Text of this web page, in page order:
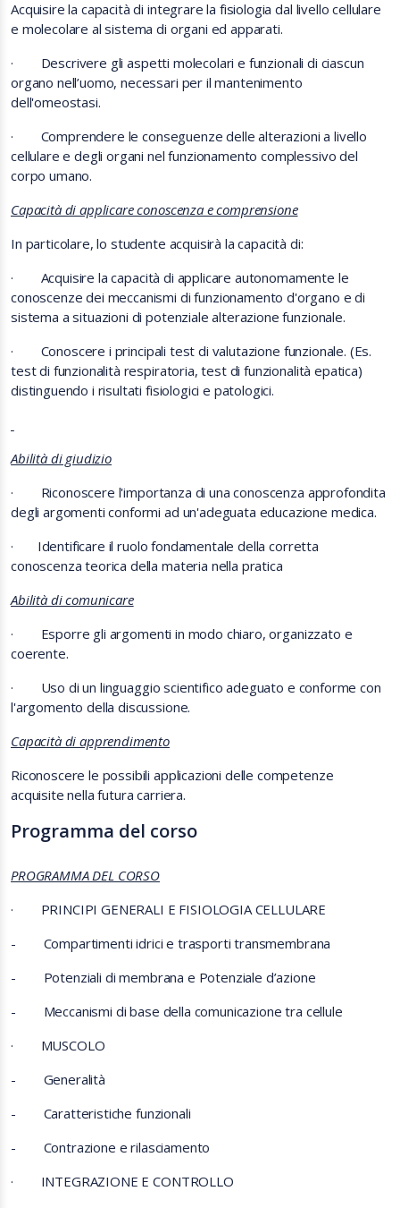
Acquisire la capacità di integrare la fisiologia dal livello cellulare
e molecolare al sistema di organi ed apparati.
·
Descrivere gli aspetti molecolari e funzionali di ciascun
organo nell’uomo, necessari per il mantenimento
dell'omeostasi.
·
Comprendere le conseguenze delle alterazioni a livello
cellulare e degli organi nel funzionamento complessivo del
corpo umano.
Capacità di applicare conoscenza e comprensione
In particolare, lo studente acquisirà la capacità di:
·
Acquisire la capacità di applicare autonomamente le
conoscenze dei meccanismi di funzionamento d'organo e di
sistema a situazioni di potenziale alterazione funzionale.
·
Conoscere i principali test di valutazione funzionale. (Es.
test di funzionalità respiratoria, test di funzionalità epatica)
distinguendo i risultati fisiologici e patologici.
Abilità di giudizio
·
Riconoscere l'importanza di una conoscenza approfondita
degli argomenti conformi ad un'adeguata educazione medica.
·
Identificare il ruolo fondamentale della corretta
conoscenza teorica della materia nella pratica
Abilità di comunicare
·
Esporre gli argomenti in modo chiaro, organizzato e
coerente.
·
Uso di un linguaggio scientifico adeguato e conforme con
l'argomento della discussione.
Capacità di apprendimento
Riconoscere le possibili applicazioni delle competenze
acquisite nella futura carriera.
Programma del corso
PROGRAMMA DEL CORSO
·
PRINCIPI GENERALI E FISIOLOGIA CELLULARE
-
Compartimenti idrici e trasporti transmembrana
-
Potenziali di membrana e Potenziale d’azione
-
Meccanismi di base della comunicazione tra cellule
·
MUSCOLO
-
Generalità
-
Caratteristiche funzionali
-
Contrazione e rilasciamento
·
INTEGRAZIONE E CONTROLLO